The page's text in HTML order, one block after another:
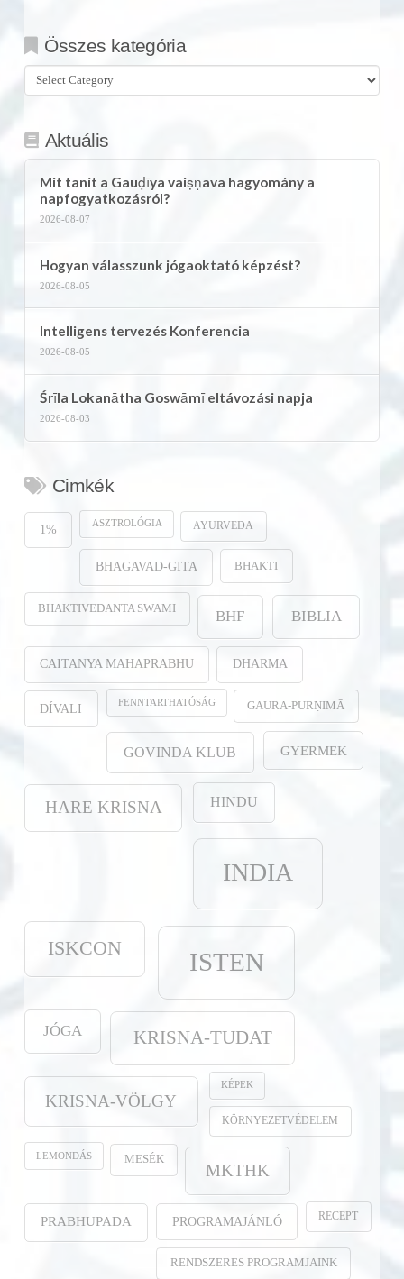
Összes kategória
Összes
kategória
Aktuális
Mit tanít a Gauḍīya vaiṣṇava hagyomány a
napfogyatkozásról?
2026-08-07
Hogyan válasszunk jógaoktató képzést?
2026-08-05
Intelligens tervezés Konferencia
2026-08-05
Śrīla Lokanātha Goswāmī eltávozási napja
2026-08-03
Cimkék
1% ASZTROLÓGIA AYURVEDA
BHAGAVAD-GITA BHAKTI
BHAKTIVEDANTA SWAMI BHF BIBLIA
CAITANYA MAHAPRABHU DHARMA
DÍVALI FENNTARTHATÓSÁG GAURA-PURṆIMĀ
GOVINDA KLUB GYERMEK
HARE KRISNA HINDU
INDIA
ISKCON ISTEN
JÓGA KRISNA-TUDAT
KRISNA-VÖLGY
KÉPEK
KÖRNYEZETVÉDELEM
LEMONDÁS MESÉK
MKTHK
PRABHUPADA PROGRAMAJÁNLÓ RECEPT
RENDSZERES PROGRAMJAINK